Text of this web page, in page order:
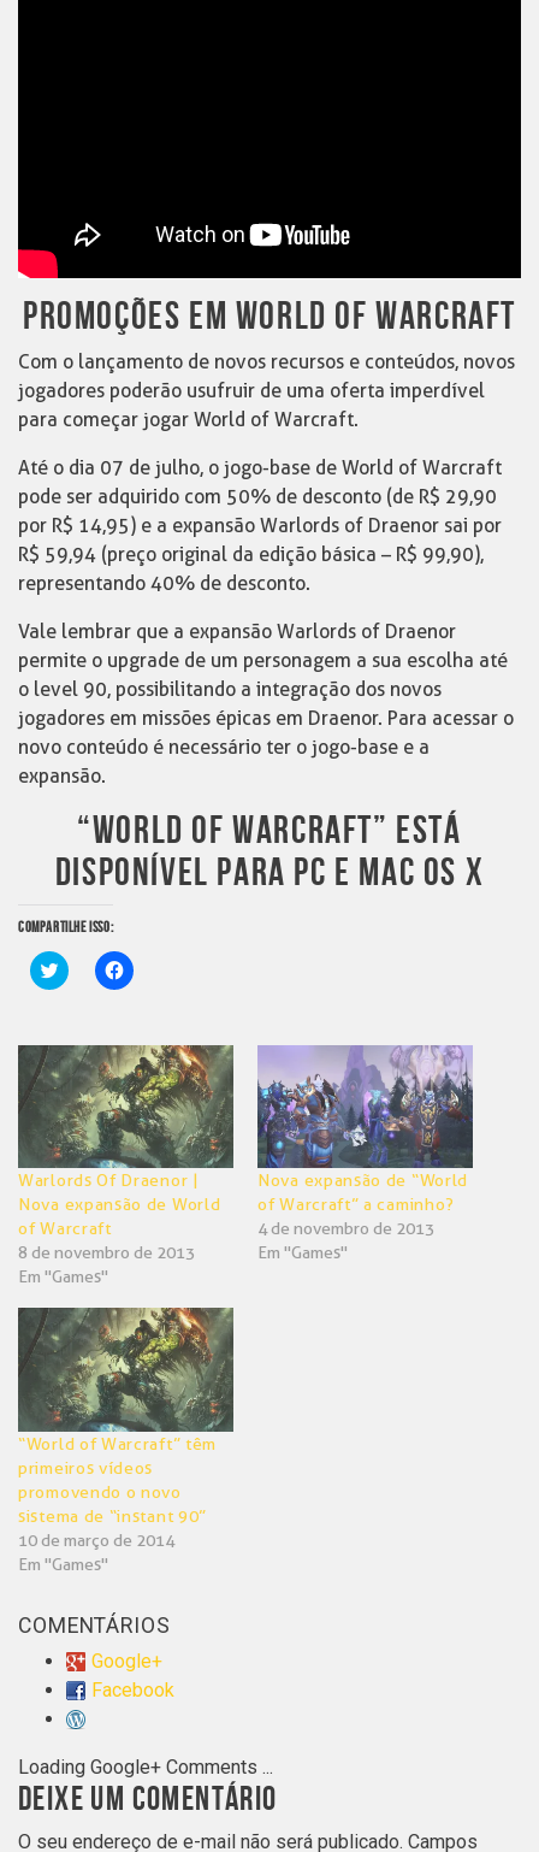
PROMOÇÕES EM WORLD OF WARCRAFT
Com o lançamento de novos recursos e conteúdos, novos
jogadores poderão usufruir de uma oferta imperdível
para começar jogar World of Warcraft.
Até o dia 07 de julho, o jogo-base de World of Warcraft
pode ser adquirido com 50% de desconto (de R$ 29,90
por R$ 14,95) e a expansão Warlords of Draenor sai por
R$ 59,94 (preço original da edição básica – R$ 99,90),
representando 40% de desconto.
Vale lembrar que a expansão Warlords of Draenor
permite o upgrade de um personagem a sua escolha até
o level 90, possibilitando a integração dos novos
jogadores em missões épicas em Draenor. Para acessar o
novo conteúdo é necessário ter o jogo-base e a
expansão.
“WORLD OF WARCRAFT” ESTÁ
DISPONÍVEL PARA PC E MAC OS X
COMPARTILHE ISSO:
Clique
para
em
nova
janela)
Clique
para
em
nova
janela)
Warlords Of Draenor |
Nova expansão de World
of Warcraft
8 de novembro de 2013
Em "Games"
Nova expansão de “World
of Warcraft” a caminho?
4 de novembro de 2013
Em "Games"
“World of Warcraft” têm
primeiros vídeos
promovendo o novo
sistema de “instant 90”
10 de março de 2014
Em "Games"
COMENTÁRIOS
Google+
Facebook
Loading Google+ Comments ...
DEIXE UM COMENTÁRIO
O seu endereço de e-mail não será publicado. Campos